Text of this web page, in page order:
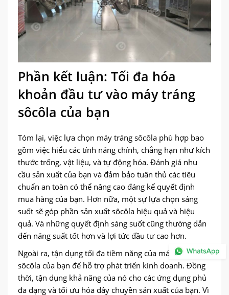
Phần kết luận: Tối đa hóa
khoản đầu tư vào máy tráng
sôcôla của bạn
Tóm lại, việc lựa chọn máy tráng sôcôla phù hợp bao
gồm việc hiểu các tính năng chính, chẳng hạn như kích
thước trống, vật liệu, và tự động hóa. Đánh giá nhu
cầu sản xuất của bạn và đảm bảo tuân thủ các tiêu
chuẩn an toàn có thể nâng cao đáng kể quyết định
mua hàng của bạn. Hơn nữa, một sự lựa chọn sáng
suốt sẽ góp phần sản xuất sôcôla hiệu quả và hiệu
quả. Và những quyết định sáng suốt cũng thường dẫn
đến năng suất tốt hơn và lợi tức đầu tư cao hơn.
Ngoài ra, tận dụng tối đa tiềm năng của máy tráng
sôcôla của bạn để hỗ trợ phát triển kinh doanh. Đồng
thời, tận dụng khả năng của nó cho các ứng dụng phủ
đa dạng và tối ưu hóa dây chuyền sản xuất của bạn. Vì